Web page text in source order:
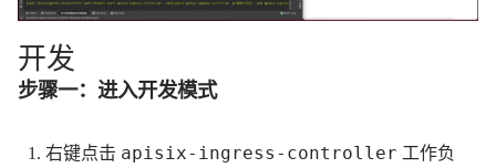
开发
步骤一：进入开发模式
右键点击 apisix-ingress-controller 工作负